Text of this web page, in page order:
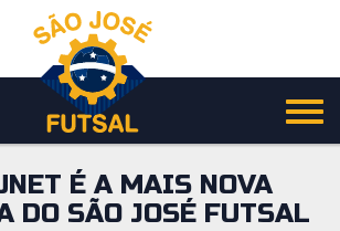
É A MAIS NOVA
DO SÃO JOSÉ FUTSAL